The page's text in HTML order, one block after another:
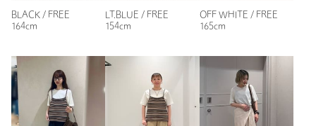
が見つかって良かったです。
年代：
身長：
172cm
普段の着用サイズ：
BLACK / FREE
164cm
LT.BLUE / FREE
154cm
OFF WHITE / FREE
165cm